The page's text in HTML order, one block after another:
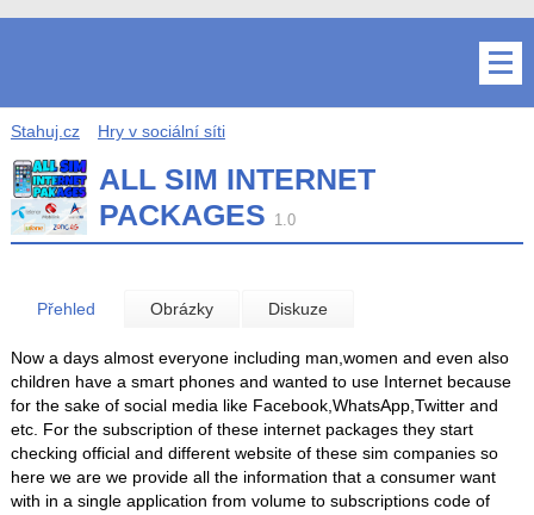
Stahuj.cz Hry v sociální síti
ALL SIM INTERNET
PACKAGES
1.0
Přehled Obrázky Diskuze
Now a days almost everyone including man,women and even also
children have a smart phones and wanted to use Internet because
for the sake of social media like Facebook,WhatsApp,Twitter and
etc. For the subscription of these internet packages they start
checking official and different website of these sim companies so
here we are we provide all the information that a consumer want
with in a single application from volume to subscriptions code of